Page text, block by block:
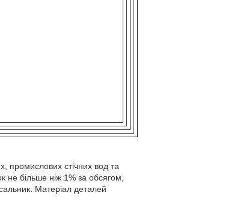
стічних вод та
не більше ніж 1% за обсягом,
Матеріал деталей